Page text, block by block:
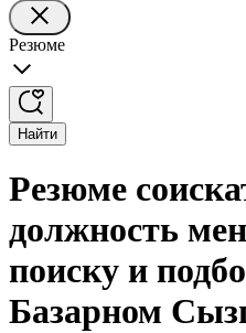
Резюме
Найти
Резюме
должность
поиску и
Базарном